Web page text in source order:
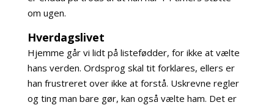
om ugen.
Hverdagslivet
Hjemme går vi lidt på listefødder, for ikke at vælte
hans verden. Ordsprog skal tit forklares, ellers er
han frustreret over ikke at forstå. Uskrevne regler
og ting man bare gør, kan også vælte ham. Det er